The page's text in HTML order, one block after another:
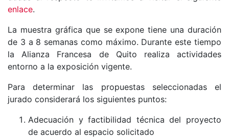
enlace.
La muestra gráfica que se expone tiene una duración
de 3 a 8 semanas como máximo. Durante este tiempo
la Alianza Francesa de Quito realiza actividades
entorno a la exposición vigente.
Para determinar las propuestas seleccionadas el
jurado considerará los siguientes puntos:
Adecuación y factibilidad técnica del proyecto
de acuerdo al espacio solicitado